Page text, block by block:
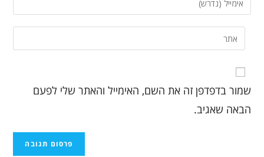
שמור בדפדפן זה את השם, האימייל והאתר שלי לפעם
הבאה שאגיב.